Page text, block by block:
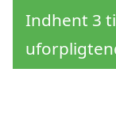
Indhent 3